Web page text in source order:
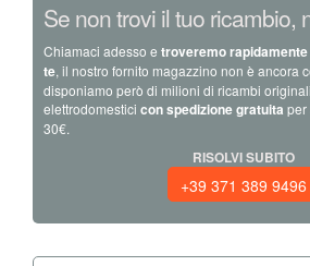
Se non trovi il tuo ricambio,
Chiamaci adesso e troveremo
te, il nostro fornito magazzino non è ancora
disponiamo però di milioni di ricambi
elettrodomestici con spedizione gratuita per
30€.
RISOLVI SUBITO
+39 371 389 9496